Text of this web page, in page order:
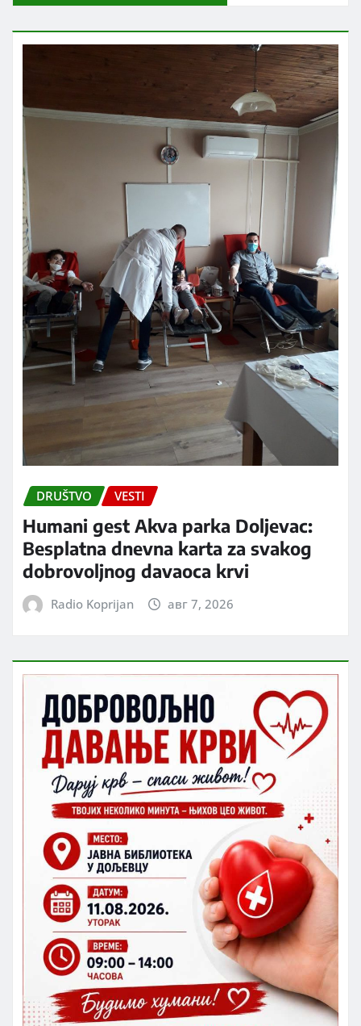
DRUŠTVO VESTI
Humani gest Akva parka Doljevac:
Besplatna dnevna karta za svakog
dobrovoljnog davaoca krvi
Radio Koprijan авг 7, 2026